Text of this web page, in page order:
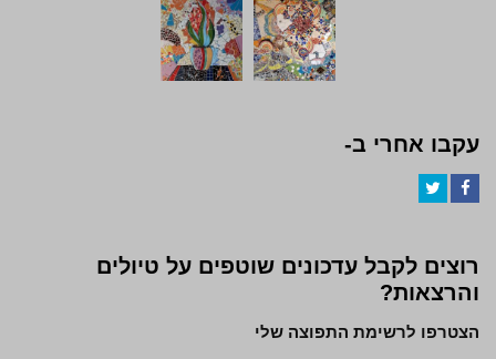
עקבו אחרי ב-
רוצים לקבל עדכונים שוטפים על טיולים
והרצאות?
הצטרפו לרשימת התפוצה שלי